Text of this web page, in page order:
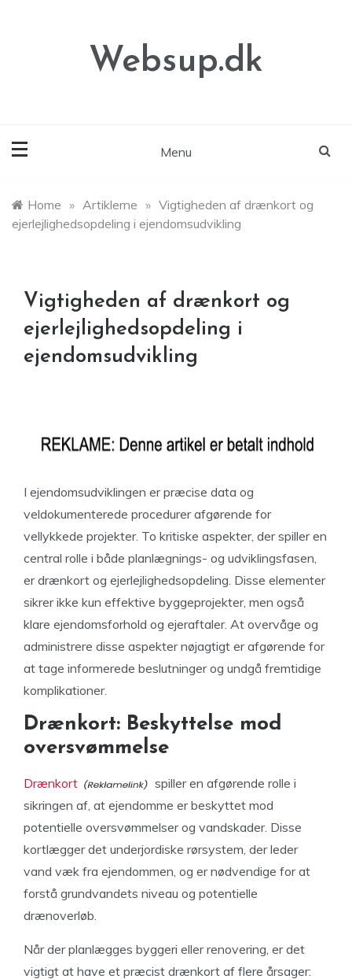
Websup.dk
Menu
Home » Artiklerne » Vigtigheden af drænkort og
ejerlejlighedsopdeling i ejendomsudvikling
Vigtigheden af drænkort og
ejerlejlighedsopdeling i
ejendomsudvikling
I ejendomsudviklingen er præcise data og
veldokumenterede procedurer afgørende for
vellykkede projekter. To kritiske aspekter, der spiller en
central rolle i både planlægnings- og udviklingsfasen,
er drænkort og ejerlejlighedsopdeling. Disse elementer
sikrer ikke kun effektive byggeprojekter, men også
klare ejendomsforhold og ejeraftaler. At overvåge og
administrere disse aspekter nøjagtigt er afgørende for
at tage informerede beslutninger og undgå fremtidige
komplikationer.
Drænkort: Beskyttelse mod
oversvømmelse
Drænkort
spiller en afgørende rolle i
sikringen af, at ejendomme er beskyttet mod
potentielle oversvømmelser og vandskader. Disse
kortlægger det underjordiske rørsystem, der leder
vand væk fra ejendommen, og er nødvendige for at
forstå grundvandets niveau og potentielle
drænoverløb.
Når der planlægges byggeri eller renovering, er det
vigtigt at have et præcist drænkort af flere årsager: